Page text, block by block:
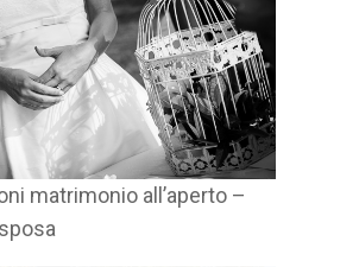
matrimonio all’aperto –